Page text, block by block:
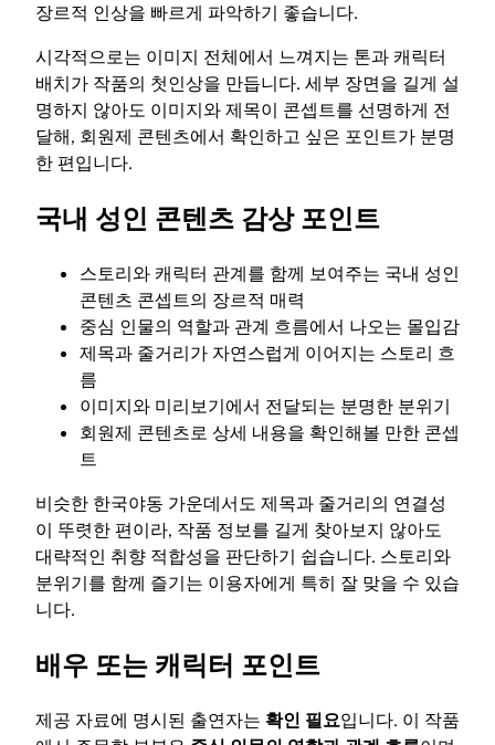
장르적 인상을 빠르게 파악하기 좋습니다.
시각적으로는 이미지 전체에서 느껴지는 톤과 캐릭터
배치가 작품의 첫인상을 만듭니다. 세부 장면을 길게 설
명하지 않아도 이미지와 제목이 콘셉트를 선명하게 전
달해, 회원제 콘텐츠에서 확인하고 싶은 포인트가 분명
한 편입니다.
국내 성인 콘텐츠 감상 포인트
스토리와 캐릭터 관계를 함께 보여주는 국내 성인
콘텐츠 콘셉트의 장르적 매력
중심 인물의 역할과 관계 흐름에서 나오는 몰입감
제목과 줄거리가 자연스럽게 이어지는 스토리 흐
름
이미지와 미리보기에서 전달되는 분명한 분위기
회원제 콘텐츠로 상세 내용을 확인해볼 만한 콘셉
트
비슷한 한국야동 가운데서도 제목과 줄거리의 연결성
이 뚜렷한 편이라, 작품 정보를 길게 찾아보지 않아도
대략적인 취향 적합성을 판단하기 쉽습니다. 스토리와
분위기를 함께 즐기는 이용자에게 특히 잘 맞을 수 있습
니다.
배우 또는 캐릭터 포인트
제공 자료에 명시된 출연자는 확인 필요입니다. 이 작품